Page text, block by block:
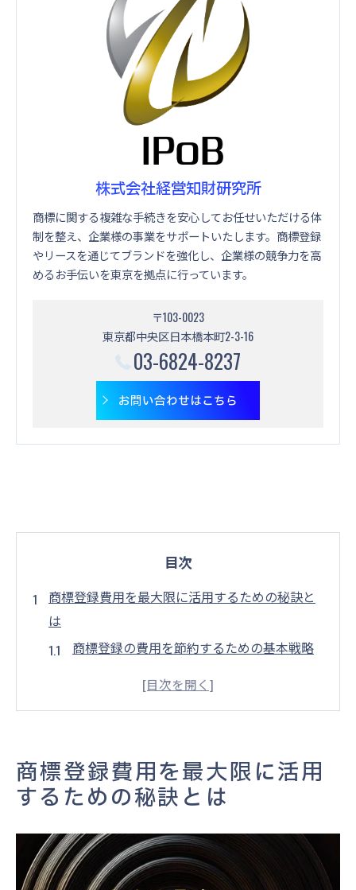
株式会社経営知財研究所
商標に関する複雑な手続きを安心してお任せいただける体
制を整え、企業様の事業をサポートいたします。商標登録
やリースを通じてブランドを強化し、企業様の競争力を高
めるお手伝いを東京を拠点に行っています。
〒103-0023
東京都中央区日本橋本町2-3-16
03-6824-8237
お問い合わせはこちら
目次
商標登録費用を最大限に活用するための秘訣と
は
商標登録の費用を節約するための基本戦略
プロへの依頼と自力での申請、どちらが得
方法
商標登録費用に関する最新トレンドを把握
予算に応じた費用効率の高い商標登録の実
践
商標登録費用を最大限に活用
するための秘訣とは